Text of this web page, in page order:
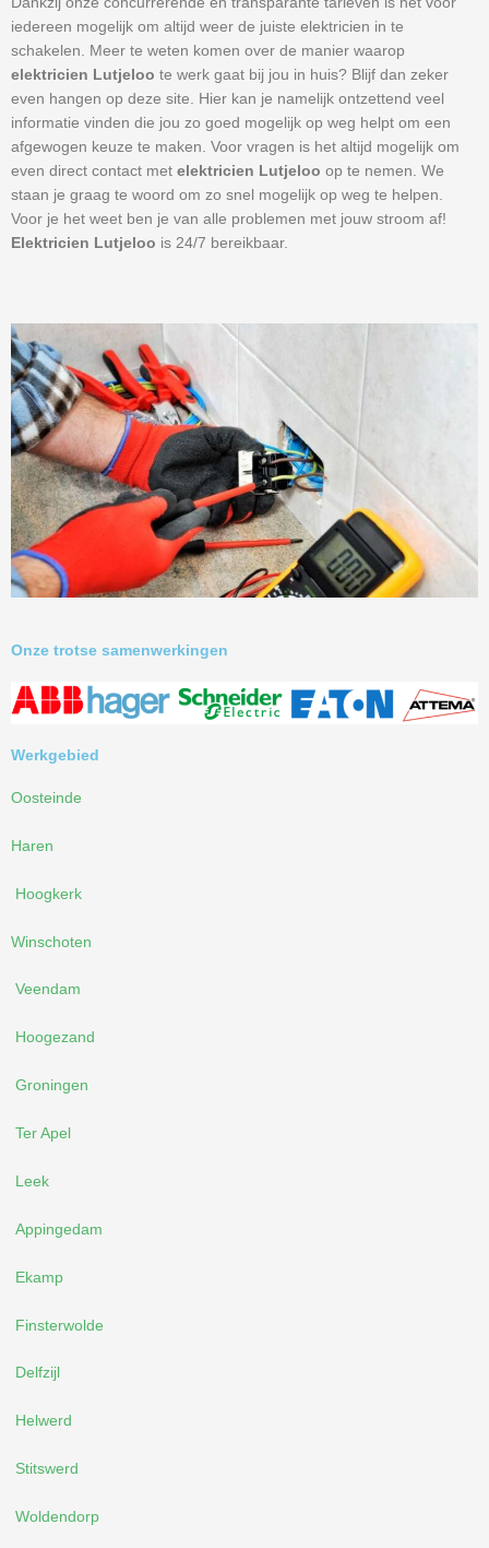
iedereen mogelijk om altijd weer de juiste elektricien in te
schakelen. Meer te weten komen over de manier waarop
elektricien Lutjeloo te werk gaat bij jou in huis? Blijf dan zeker
even hangen op deze site. Hier kan je namelijk ontzettend veel
informatie vinden die jou zo goed mogelijk op weg helpt om een
afgewogen keuze te maken. Voor vragen is het altijd mogelijk om
even direct contact met elektricien Lutjeloo op te nemen. We
staan je graag te woord om zo snel mogelijk op weg te helpen.
Voor je het weet ben je van alle problemen met jouw stroom af!
Elektricien Lutjeloo is 24/7 bereikbaar.
Onze trotse samenwerkingen
Werkgebied
Oosteinde
Haren
Hoogkerk
Winschoten
Veendam
Hoogezand
Groningen
Ter Apel
Leek
Appingedam
Ekamp
Finsterwolde
Delfzijl
Helwerd
Stitswerd
Woldendorp